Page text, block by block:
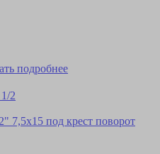
подробнее
7,5х15 под крест поворот